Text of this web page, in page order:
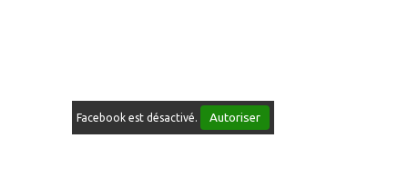
Facebook est désactivé. Autoriser